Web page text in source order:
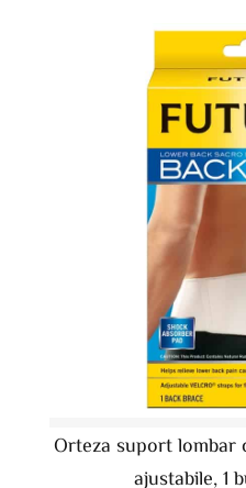
Orteza suport lombar
ajustabile, 1